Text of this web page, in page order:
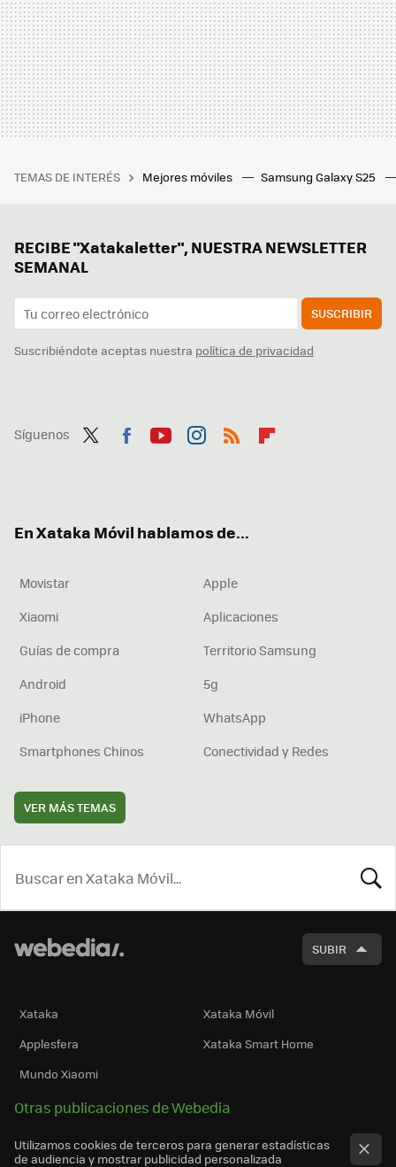
TEMAS DE INTERÉS Mejores móviles Samsung Galaxy S25
RECIBE "Xatakaletter", NUESTRA NEWSLETTER
SEMANAL
SUSCRIBIR
Suscribiéndote aceptas nuestra política de privacidad
Síguenos
En Xataka Móvil hablamos de...
Movistar
Apple
Xiaomi
Aplicaciones
Guías de compra
Territorio Samsung
Android
5g
iPhone
WhatsApp
Smartphones Chinos
Conectividad y Redes
VER MÁS TEMAS
SUBIR
Xataka
Xataka Móvil
Applesfera
Xataka Smart Home
Mundo Xiaomi
Otras publicaciones de Webedia
Utilizamos cookies de terceros para generar estadísticas
de audiencia y mostrar publicidad personalizada